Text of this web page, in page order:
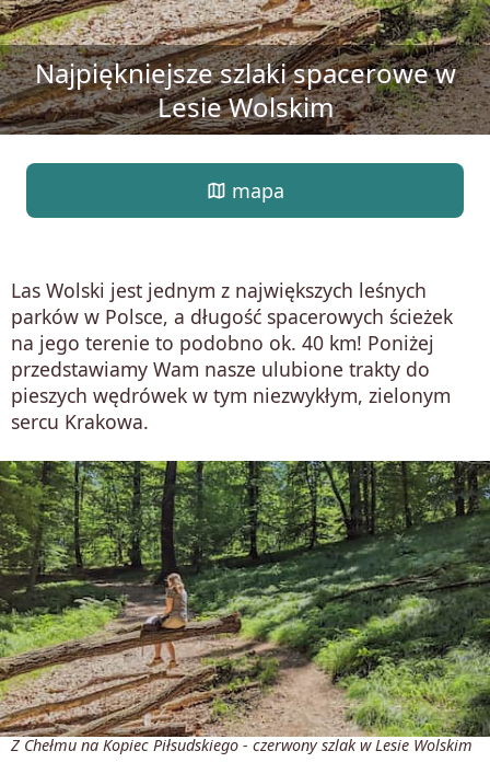
Najpiękniejsze szlaki spacerowe w
Lesie Wolskim
map mapa
Las Wolski jest jednym z największych leśnych
parków w Polsce, a długość spacerowych ścieżek
na jego terenie to podobno ok. 40 km! Poniżej
przedstawiamy Wam nasze ulubione trakty do
pieszych wędrówek w tym niezwykłym, zielonym
sercu Krakowa.
Z Chełmu na Kopiec Piłsudskiego - czerwony szlak w Lesie Wolskim